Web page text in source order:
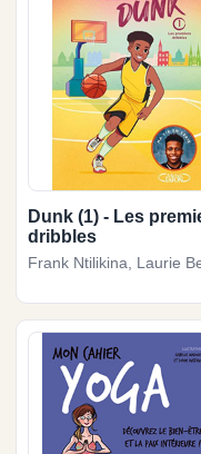
Dunk (1) - Les
dribbles
Frank Ntilikina, Laurie